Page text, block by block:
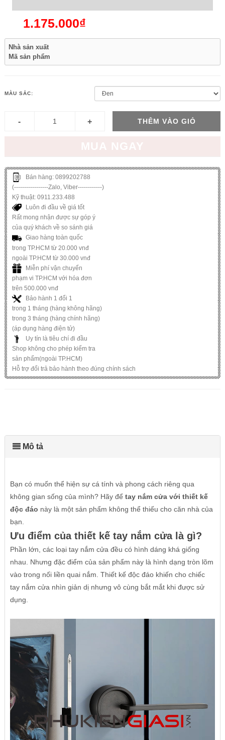
1.175.000₫
Nhà sản xuất
Mã sản phẩm
MÀU SẮC:
THÊM VÀO GIỎ
Bán hàng: 0899202788
(-----------------Zalo, Viber------------)
Kỹ thuật: 0911.233.488
Luôn đi đầu về giá tốt
Rất mong nhận được sự góp ý
của quý khách về so sánh giá
Giao hàng toàn quốc
trong TP.HCM từ 20.000 vnđ
ngoài TP.HCM từ 30.000 vnđ
Miễn phí vận chuyển
phạm vi TP.HCM với hóa đơn
trên 500.000 vnđ
Bảo hành 1 đổi 1
trong 1 tháng (hàng không hãng)
trong 3 tháng (hàng chính hãng)
(áp dụng hàng điện tử)
Uy tín là tiêu chí đi đầu
Shop không cho phép kiểm tra
sản phẩm(ngoài TP.HCM)
Hỗ trợ đổi trả bảo hành theo đúng chính sách
Mô tả
Bạn có muốn thể hiện sự cá tính và phong cách riêng qua
không gian sống của mình? Hãy để tay nắm cửa với thiết kế
độc đáo này là một sản phẩm không thể thiếu cho căn nhà của
bạn.
Ưu điểm của thiết kế tay nắm cửa là gì?
Phần lớn, các loại tay nắm cửa đều có hình dáng khá giống
nhau. Nhưng đặc điểm của sản phẩm này là hình dạng tròn lõm
vào trong nối liền quai nắm. Thiết kế độc đáo khiến cho chiếc
tay nắm cửa nhìn giản dị nhưng vô cùng bắt mắt khi được sử
dụng.